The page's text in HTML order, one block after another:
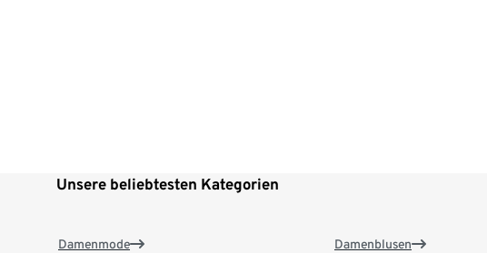
Unsere beliebtesten Kategorien
Damenmode Damenblusen